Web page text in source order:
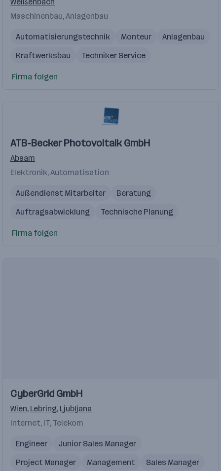
Maschinenbau, Anlagenbau
Automatisierungstechnik Monteur
Anlagenbau
Kraftwerksbau
Techniker Service
Firma folgen
ATB-Becker Photovoltaik GmbH
Absam
Elektronik, Automatisation
Außendienst Mitarbeiter
Beratung
Auftragsabwicklung
Technische Planung
Innendienst
Firma folgen
CyberGrid GmbH
Wien, Lebring, Ljubljana
Internet, IT, Telekom
Engineer
Junior Sales Manager
Project Manager
Management Sales Manager